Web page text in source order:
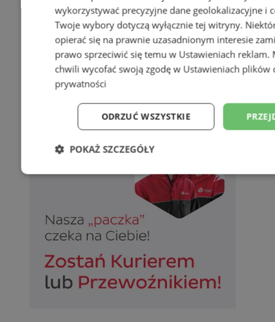
wykorzystywać precyzyjne dane geolokalizacyjne i
Twoje wybory dotyczą wyłącznie tej witryny.
opierać się na prawnie uzasadnionym interesie
prawo sprzeciwić się temu w Ustawieniach reklam.
chwili wycofać swoją zgodę w Ustawieniach plików
prywatności
ODRZUĆ WSZYSTKIE
POKAŻ SZCZEGÓŁY
Niezbędne Wydajność